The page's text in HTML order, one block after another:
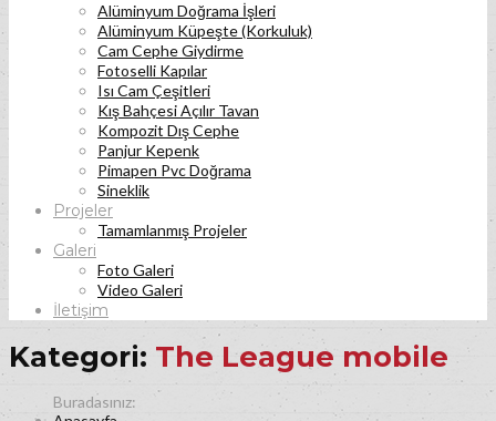
Alüminyum Doğrama İşleri
Alüminyum Küpeşte (Korkuluk)
Cam Cephe Giydirme
Fotoselli Kapılar
Isı Cam Çeşitleri
Kış Bahçesi Açılır Tavan
Kompozit Dış Cephe
Panjur Kepenk
Pimapen Pvc Doğrama
Sineklik
Projeler
Tamamlanmış Projeler
Galeri
Foto Galeri
Video Galeri
İletişim
Kategori: The League mobile